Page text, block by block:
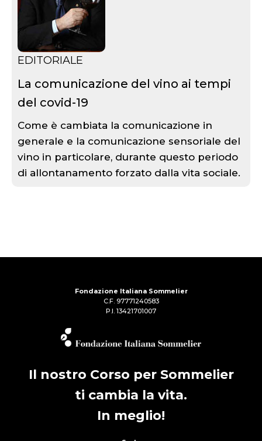
EDITORIALE
La comunicazione del vino ai tempi
del covid-19
Come è cambiata la comunicazione in
generale e la comunicazione sensoriale del
vino in particolare, durante questo periodo
di allontanamento forzato dalla vita sociale.
Fondazione Italiana Sommelier
C.F. 97771240583
P.I. 13421701007
Il nostro Corso per Sommelier
ti cambia la vita.
In meglio!